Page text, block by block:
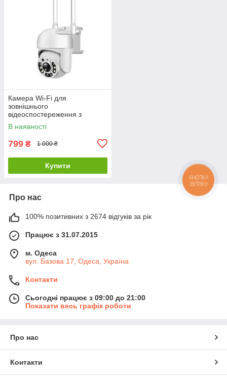
Камера Wi-Fi для
зовнішнього
відеоспостереження з
мікрофоном та нічною
зйомкою поворотна
В наявності
799 ₴ 1 000 ₴
Купити
Про нас
100% позитивних з 2674 відгуків за рік
Працює з 31.07.2015
м. Одеса
вул. Базова 17, Одеса, Україна
Контакти
Сьогодні працює з 09:00 до 21:00
Показати весь графік роботи
Про нас
Контакти
КНОПКА
ЗВ'ЯЗКУ